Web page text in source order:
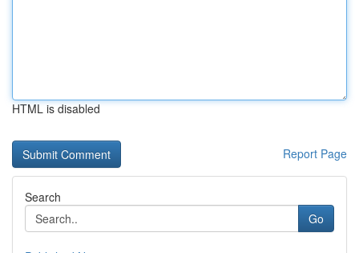
HTML is disabled
Report Page
Search
Go